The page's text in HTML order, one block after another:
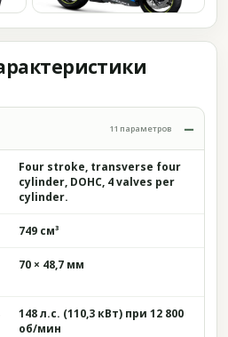
11 параметров
Four stroke, transverse four
cylinder, DOHC, 4 valves per
cylinder.
749 см³
70 × 48,7 мм
148 л.с. (110,3 кВт) при 12 800
об/мин